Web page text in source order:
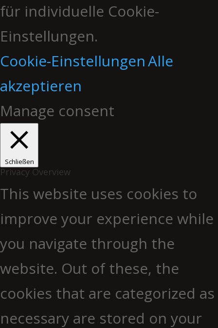
für individuelle Cookie-
Einstellungen.
Cookie-EinstellungenAlle
akzeptieren
Manage consent
Schließen
Privacy Overview
This website uses cookies to
improve your experience while
you navigate through the
website. Out of these, the
cookies that are categorized as
necessary are stored on your